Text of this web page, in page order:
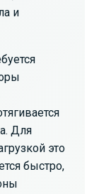
и
Для
это
быстро,